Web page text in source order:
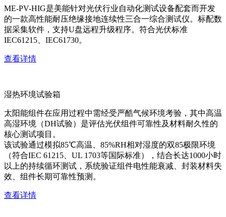
ME-PV-HIG是美能针对光伏行业自动化测试设备配套而开发
的一款高性能耐压绝缘接地连续性三合一综合测试仪。标配数
据采集软件，支持U盘远程升级程序。符合光伏标准
IEC61215、IEC61730。
查看详情
湿热环境试验箱
太阳能组件在应用过程中需经受严酷气候环境考验，其中高温
高湿环境（DH试验）是评估光伏组件可靠性及材料耐久性的
核心测试项目。
该试验通过模拟85℃高温、85%RH相对湿度的双85极限环境
（符合IEC 61215、UL 1703等国际标准），结合长达1000小时
以上的持续循环测试，系统验证组件电性能衰减、封装材料失
效、组件长期可靠性预测。
查看详情